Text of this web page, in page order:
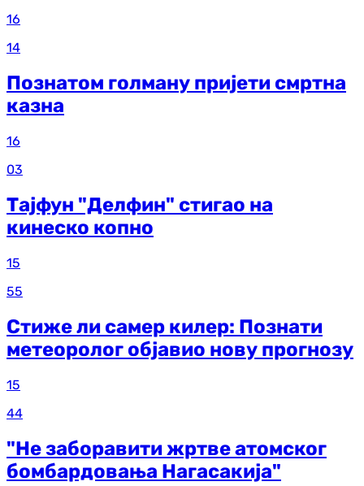
16
14
Познатом голману пријети смртна
казна
16
03
Тајфун "Делфин" стигао на
кинеско копно
15
55
Стиже ли самер килер: Познати
метеоролог објавио нову прогнозу
15
44
"Не заборавити жртве атомског
бомбардовања Нагасакија"